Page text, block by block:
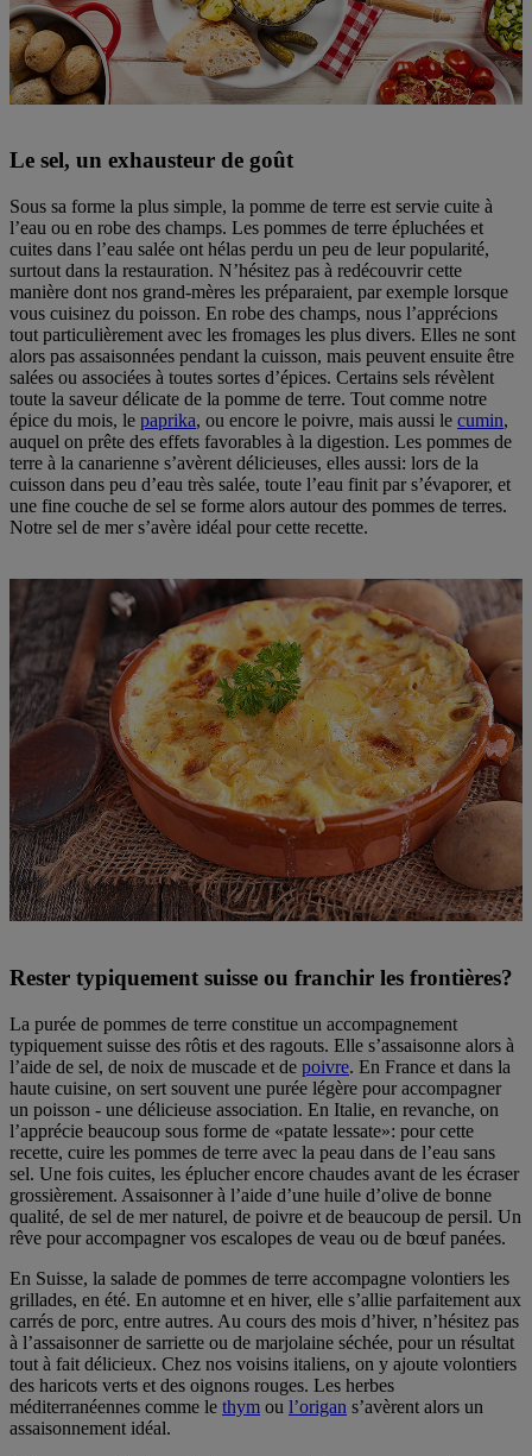
Le sel, un exhausteur de goût
Sous sa forme la plus simple, la pomme de terre est servie cuite à
l’eau ou en robe des champs. Les pommes de terre épluchées et
cuites dans l’eau salée ont hélas perdu un peu de leur popularité,
surtout dans la restauration. N’hésitez pas à redécouvrir cette
manière dont nos grand-mères les préparaient, par exemple lorsque
vous cuisinez du poisson. En robe des champs, nous l’apprécions
tout particulièrement avec les fromages les plus divers. Elles ne sont
alors pas assaisonnées pendant la cuisson, mais peuvent ensuite être
salées ou associées à toutes sortes d’épices. Certains sels révèlent
toute la saveur délicate de la pomme de terre. Tout comme notre
épice du mois, le paprika, ou encore le poivre, mais aussi le cumin,
auquel on prête des effets favorables à la digestion. Les pommes de
terre à la canarienne s’avèrent délicieuses, elles aussi: lors de la
cuisson dans peu d’eau très salée, toute l’eau finit par s’évaporer, et
une fine couche de sel se forme alors autour des pommes de terres.
Notre sel de mer s’avère idéal pour cette recette.
Rester typiquement suisse ou franchir les frontières?
La purée de pommes de terre constitue un accompagnement
typiquement suisse des rôtis et des ragouts. Elle s’assaisonne alors à
l’aide de sel, de noix de muscade et de poivre. En France et dans la
haute cuisine, on sert souvent une purée légère pour accompagner
un poisson - une délicieuse association. En Italie, en revanche, on
l’apprécie beaucoup sous forme de «patate lessate»: pour cette
recette, cuire les pommes de terre avec la peau dans de l’eau sans
sel. Une fois cuites, les éplucher encore chaudes avant de les écraser
grossièrement. Assaisonner à l’aide d’une huile d’olive de bonne
qualité, de sel de mer naturel, de poivre et de beaucoup de persil. Un
rêve pour accompagner vos escalopes de veau ou de bœuf panées.
En Suisse, la salade de pommes de terre accompagne volontiers les
grillades, en été. En automne et en hiver, elle s’allie parfaitement aux
carrés de porc, entre autres. Au cours des mois d’hiver, n’hésitez pas
à l’assaisonner de sarriette ou de marjolaine séchée, pour un résultat
tout à fait délicieux. Chez nos voisins italiens, on y ajoute volontiers
des haricots verts et des oignons rouges. Les herbes
méditerranéennes comme le thym ou l’origan s’avèrent alors un
assaisonnement idéal.